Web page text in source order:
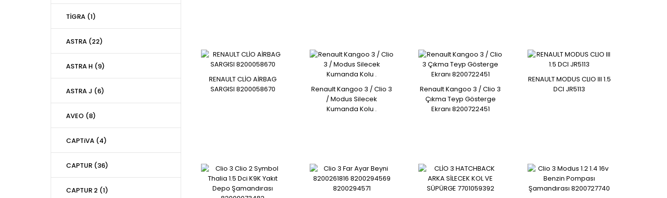
TİGRA (1)
ASTRA (22)
ASTRA H (9)
ASTRA J (6)
AVEO (8)
CAPTiVA (4)
CAPTUR (36)
CAPTUR 2 (1)
Renault Clio 1.2 16V Motor
Enjeksiyon Beyni
8200181482 8200285314..
RENAULT CLİO AİRBAG
SARGISI 8200058670
Renault Kangoo 3 / Clio 3
/ Modus Silecek
Kumanda Kolu .
Renault Kangoo 3 / Clio 3
Çıkma Teyp Gösterge
Ekranı 8200722451
RENAULT MODUS CLIO III 1.5
DCI JR5113